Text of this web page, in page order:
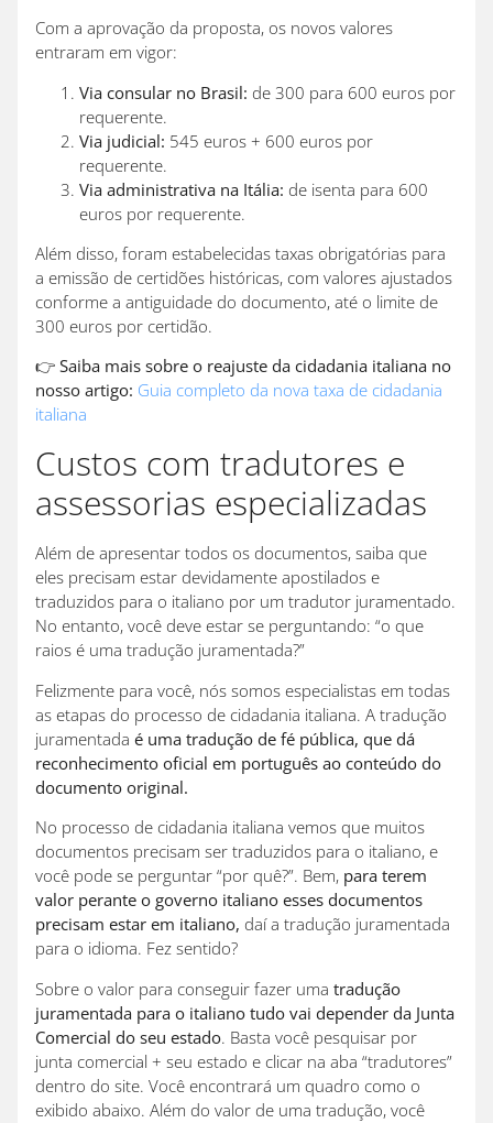
Com a aprovação da proposta, os novos valores
entraram em vigor:
Via consular no Brasil: de 300 para 600 euros por
requerente.
Via judicial: 545 euros + 600 euros por
requerente.
Via administrativa na Itália: de isenta para 600
euros por requerente.
Além disso, foram estabelecidas taxas obrigatórias para
a emissão de certidões históricas, com valores ajustados
conforme a antiguidade do documento, até o limite de
300 euros por certidão.
👉 Saiba mais sobre o reajuste da cidadania italiana no
nosso artigo: Guia completo da nova taxa de cidadania
italiana
Custos com tradutores e
assessorias especializadas
Além de apresentar todos os documentos, saiba que
eles precisam estar devidamente apostilados e
traduzidos para o italiano por um tradutor juramentado.
No entanto, você deve estar se perguntando: “o que
raios é uma tradução juramentada?”
Felizmente para você, nós somos especialistas em todas
as etapas do processo de cidadania italiana. A tradução
juramentada é uma tradução de fé pública, que dá
reconhecimento oficial em português ao conteúdo do
documento original.
No processo de cidadania italiana vemos que muitos
documentos precisam ser traduzidos para o italiano, e
você pode se perguntar “por quê?”. Bem, para terem
valor perante o governo italiano esses documentos
precisam estar em italiano, daí a tradução juramentada
para o idioma. Fez sentido?
Sobre o valor para conseguir fazer uma tradução
juramentada para o italiano tudo vai depender da Junta
Comercial do seu estado. Basta você pesquisar por
junta comercial + seu estado e clicar na aba “tradutores”
dentro do site. Você encontrará um quadro como o
exibido abaixo. Além do valor de uma tradução, você